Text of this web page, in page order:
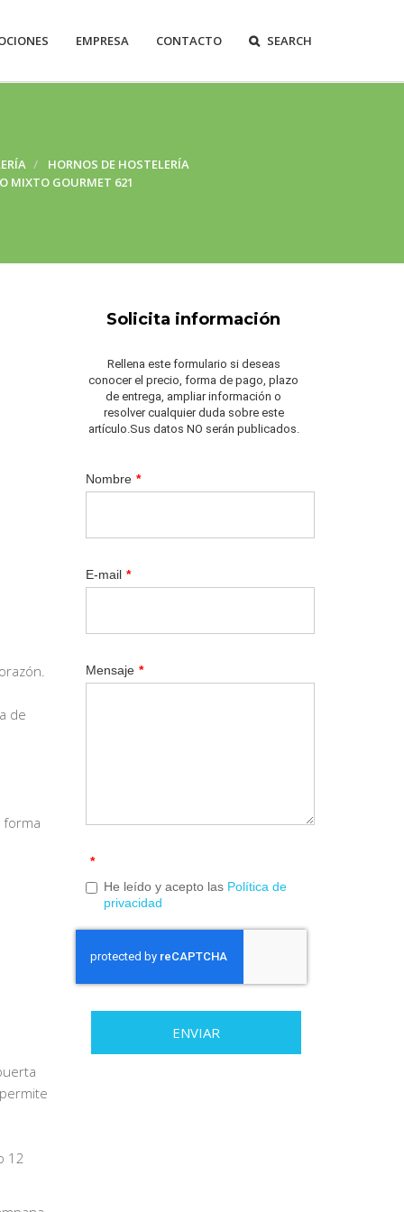
EMPRESA CONTACTO SEARCH
HORNOS DE HOSTELERÍA
MIXTO GOURMET 621
de
12
Solicita información
Rellena este formulario si deseas
conocer el precio, forma de pago, plazo
de entrega, ampliar información o
resolver cualquier duda sobre este
artículo.Sus datos NO serán publicados.
Nombre *
E-mail *
Mensaje *
*
He leído y acepto las Política de
privacidad
ENVIAR